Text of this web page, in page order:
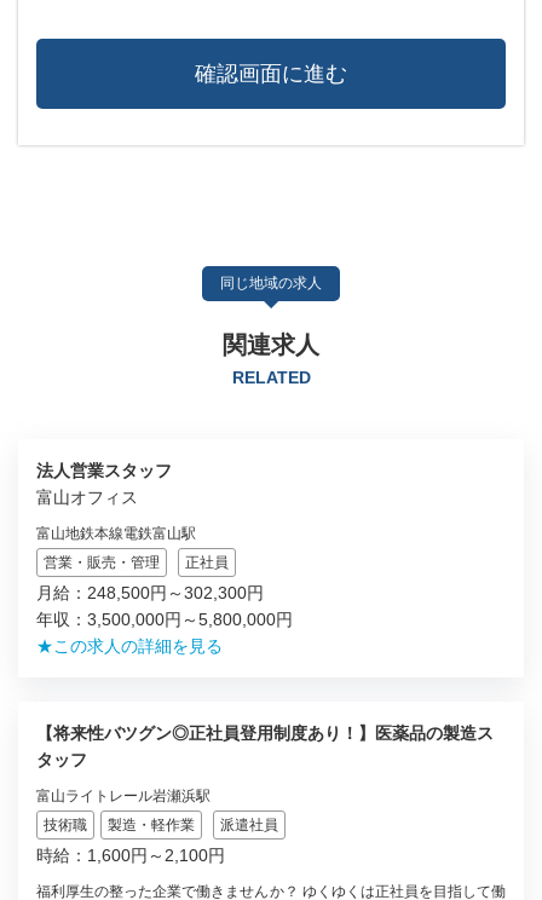
同じ地域の求人
関連求人
RELATED
法人営業スタッフ
富山オフィス
富山地鉄本線電鉄富山駅
営業・販売・管理
正社員
月給：248,500円～302,300円
年収：3,500,000円～5,800,000円
★この求人の詳細を見る
【将来性バツグン◎正社員登用制度あり！】医薬品の製造ス
タッフ
富山ライトレール岩瀬浜駅
技術職
製造・軽作業 派遣社員
時給：1,600円～2,100円
福利厚生の整った企業で働きませんか？ ゆくゆくは正社員を目指して働